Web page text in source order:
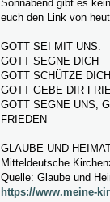
Sonnabend gibt es
euch den Link von
GOTT SEI MIT UNS.
GOTT SEGNE DICH
GOTT SCHÜTZE DICH
GOTT GEBE DIR
GOTT SEGNE UNS;
FRIEDEN
GLAUBE UND
Mitteldeutsche
Quelle: Glaube und
https://www.meine-